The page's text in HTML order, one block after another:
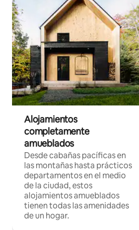
Alojamientos
completamente
amueblados
Desde cabañas pacíficas en
las montañas hasta prácticos
departamentos en el medio
de la ciudad, estos
alojamientos amueblados
tienen todas las amenidades
de un hogar.